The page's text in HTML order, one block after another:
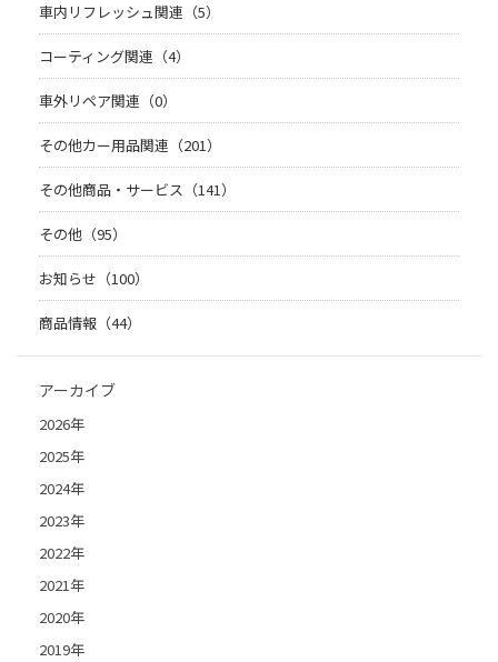
車内リフレッシュ関連（5）
コーティング関連（4）
車外リペア関連（0）
その他カー用品関連（201）
その他商品・サービス（141）
その他（95）
お知らせ（100）
商品情報（44）
アーカイブ
2026年
2025年
2024年
2023年
2022年
2021年
2020年
2019年